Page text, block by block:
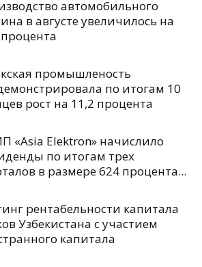
автомобильного
в августе увеличилось на
промышленость
по итогам 10
рост на 11,2 процента
«Asia Elektron» начислило
по итогам трех
в размере 624 процента...
рентабельности капитала
Узбекистана с участием
капитала